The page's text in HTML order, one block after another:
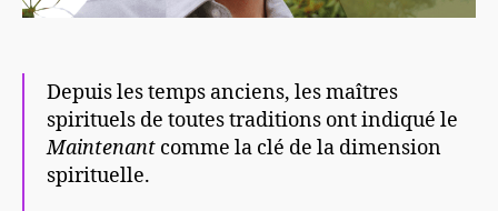
Depuis les temps anciens, les maîtres
spirituels de toutes traditions ont indiqué le
Maintenant comme la clé de la dimension
spirituelle.